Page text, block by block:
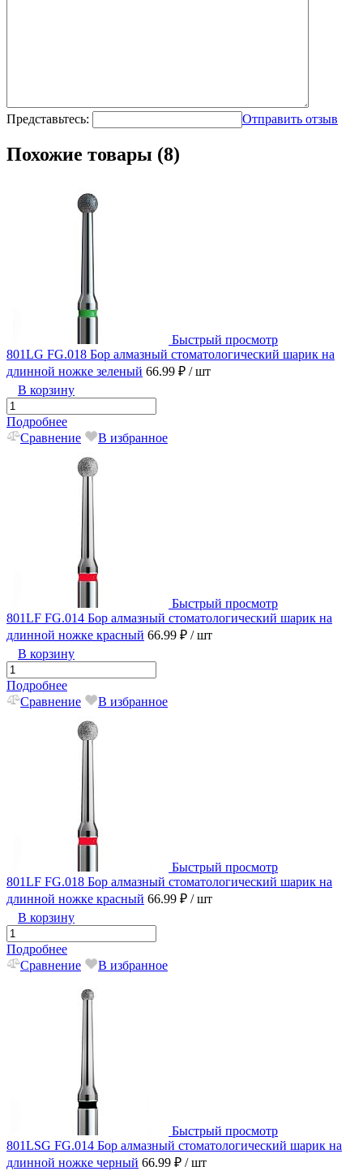
Представьтесь: Отправить отзыв
Похожие товары (8)
Быстрый просмотр
801LG FG.018 Бор алмазный стоматологический шарик на
длинной ножке зеленый 66.99 ₽ / шт
В корзину
Подробнее
Сравнение
В избранное
Быстрый просмотр
801LF FG.014 Бор алмазный стоматологический шарик на
длинной ножке красный 66.99 ₽ / шт
В корзину
Подробнее
Сравнение
В избранное
Быстрый просмотр
801LF FG.018 Бор алмазный стоматологический шарик на
длинной ножке красный 66.99 ₽ / шт
В корзину
Подробнее
Сравнение
В избранное
Быстрый просмотр
801LSG FG.014 Бор алмазный стоматологический шарик на
длинной ножке черный 66.99 ₽ / шт